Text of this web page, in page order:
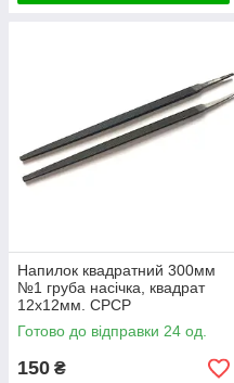
Напилок квадратний 300мм
№1 груба насічка, квадрат
12х12мм. СРСР
Готово до відправки 24 од.
150 ₴